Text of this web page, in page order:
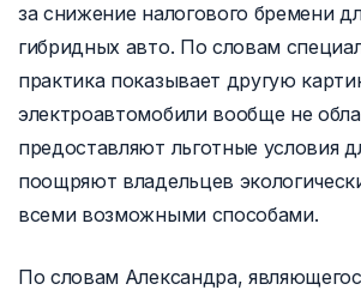
за снижение налогового бремени
гибридных авто. По словам
практика показывает другую
электроавтомобили вообще не
предоставляют льготные условия
поощряют владельцев
всеми возможными способами.
По словам Александра,